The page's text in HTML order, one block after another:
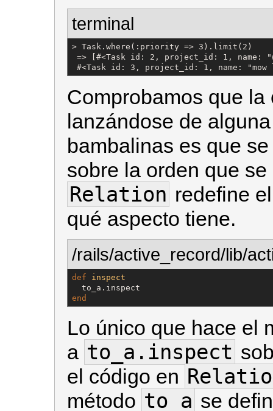
terminal
> Task.where(:priority => 3).limit(2)
=> [#<Task id: 2, project_id: 1, name:
#<Task id: 3, project_id: 1, name:
Comprobamos que
lanzándose de
bambalinas es que
sobre la orden que
Relation redefine
qué aspecto tiene.
/rails/active_record/lib/
def
inspect
end
Lo único que hace el
a to_a.inspect
el código en
método to_a se